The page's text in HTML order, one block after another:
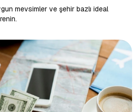
mevsimler ve şehir bazlı ideal